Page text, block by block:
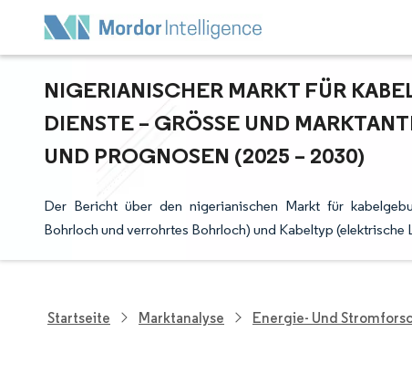
NIGERIANISCHER MARKT FÜR
DIENSTE – GRÖSSE UND
ND PROGNOSEN (2025 – 2030)
Der Bericht über den nigerianischen Markt für
Bohrloch und verrohrtes Bohrloch) und Kabeltyp (elektrische
Startseite Marktanalyse Energie- Und